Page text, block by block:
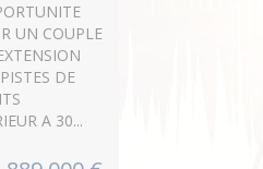
UN COUPLE
DE
A 30...